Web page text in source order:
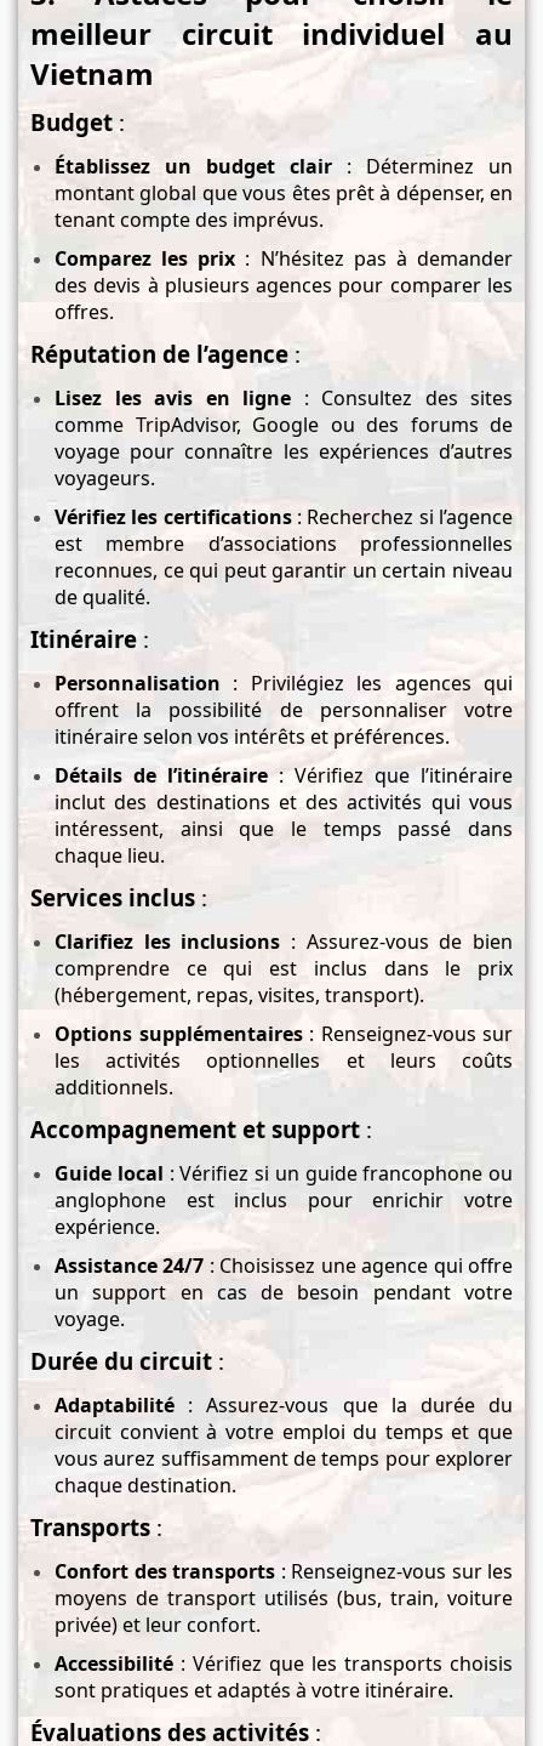
meilleur circuit individuel au
Vietnam
Budget :
Établissez un budget clair : Déterminez un
montant global que vous êtes prêt à dépenser, en
tenant compte des imprévus.
Comparez les prix : N’hésitez pas à demander
des devis à plusieurs agences pour comparer les
offres.
Réputation de l’agence:
Lisez les avis en ligne : Consultez des sites
comme TripAdvisor, Google ou des forums de
voyage pour connaître les expériences d’autres
voyageurs.
Vérifiez les certifications: Recherchez si l’agence
est membre d’associations professionnelles
reconnues, ce qui peut garantir un certain niveau
de qualité.
Itinéraire :
Personnalisation : Privilégiez les agences qui
offrent la possibilité de personnaliser votre
itinéraire selon vos intérêts et préférences.
Détails de l’itinéraire : Vérifiez que l’itinéraire
inclut des destinations et des activités qui vous
intéressent, ainsi que le temps passé dans
chaque lieu.
Services inclus :
Clarifiez les inclusions : Assurez-vous de bien
comprendre ce qui est inclus dans le prix
(hébergement, repas, visites, transport).
Options supplémentaires: Renseignez-vous sur
les activités optionnelles et leurs coûts
additionnels.
Accompagnement et support :
Guide local : Vérifiez si un guide francophone ou
anglophone est inclus pour enrichir votre
expérience.
Assistance 24/7 : Choisissez une agence qui offre
un support en cas de besoin pendant votre
voyage.
Durée du circuit :
Adaptabilité : Assurez-vous que la durée du
circuit convient à votre emploi du temps et que
vous aurez suffisamment de temps pour explorer
chaque destination.
Transports :
Confort des transports : Renseignez-vous sur les
moyens de transport utilisés (bus, train, voiture
privée) et leur confort.
Accessibilité : Vérifiez que les transports choisis
sont pratiques et adaptés à votre itinéraire.
Évaluations des activités :